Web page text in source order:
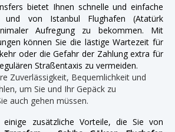
bietet Ihnen schnelle und einfache
und von Istanbul Flughafen (Atatürk
Aufregung zu bekommen. Mit
können Sie die lästige Wartezeit für
oder die Gefahr der Zahlung extra für
Straßentaxis zu vermeiden.
Zuverlässigkeit, Bequemlichkeit und
um Sie und Ihr Gepäck zu
auch gehen müssen.
zusätzliche Vorteile, die Sie von